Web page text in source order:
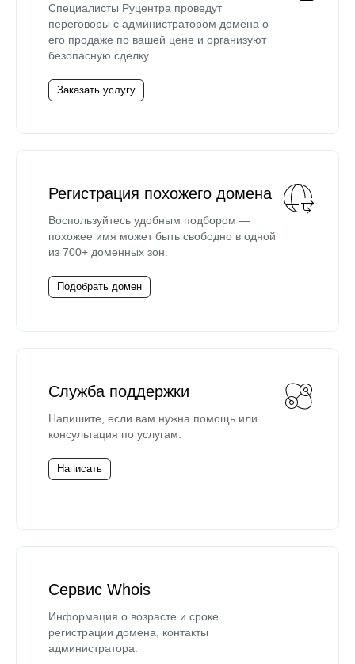
Специалисты Руцентра проведут
переговоры с администратором домена о
его продаже по вашей цене и организуют
безопасную сделку.
Заказать услугу
Регистрация похожего домена
Воспользуйтесь удобным подбором —
похожее имя может быть свободно в одной
из 700+ доменных зон.
Подобрать домен
Служба поддержки
Напишите, если вам нужна помощь или
консультация по услугам.
Написать
Сервис Whois
Информация о возрасте и сроке
регистрации домена, контакты
администратора.